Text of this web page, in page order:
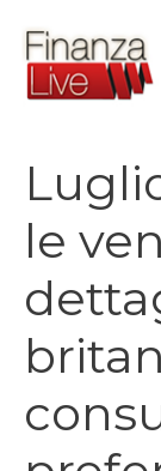
contenuto
le